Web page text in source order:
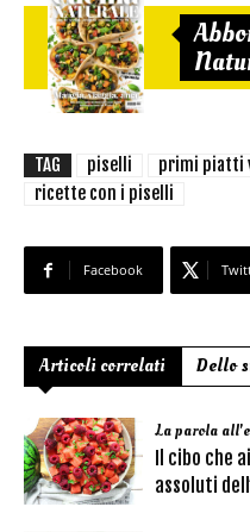
TAG piselli
primi piatti
ricette con i piselli
Facebook
Articoli correlati Dello
La parola
Il cibo che
assoluti